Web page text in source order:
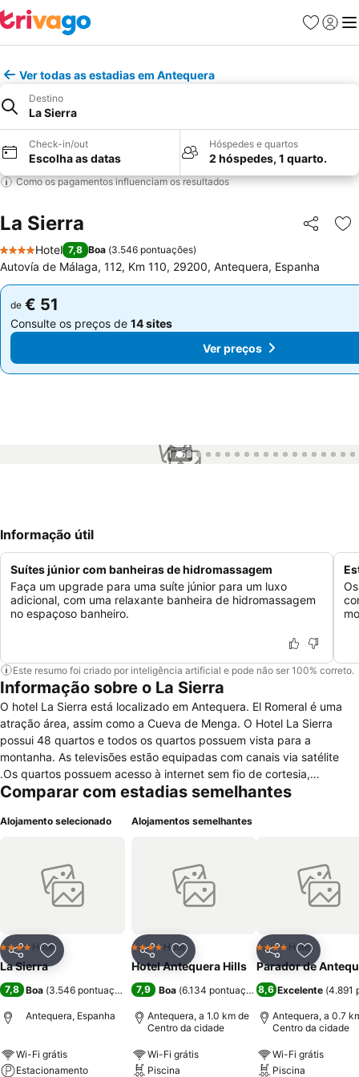
Favoritos
Iniciar
Ver todas as estadias em Antequera
Destino
La Sierra
Check-in/out
Escolha as datas
Hóspedes e quartos
2 hóspedes, 1 quarto.
Como os pagamentos influenciam os resultados
La Sierra Partilhar
4 Estrelas
Hotel 7,8 Boa (3.546 pontuações)
Autovía de Málaga, 112, Km 110, 29200, Antequera, Espanha
de € 51
Consulte os preços de 14 sites
de € 51
Consulte os preços de 14 sites
Ver preços
1 / 53
Informação útil
Suítes júnior com banheiras de hidromassagem
Faça um upgrade para uma suíte júnior para um luxo
adicional, com uma relaxante banheira de hidromassagem
no espaçoso banheiro.
Este resumo foi criado por inteligência artificial e pode não ser 100% correto.
Informação sobre o La Sierra
O hotel La Sierra está localizado em Antequera. El Romeral é uma
atração área, assim como a Cueva de Menga. O Hotel La Sierra
possui 48 quartos e todos os quartos possuem vista para a
montanha. As televisões estão equipadas com canais via satélite
.Os quartos possuem acesso à internet sem fio de cortesia,
telefones e cofres nos quartos. As casas de banho oferecem
produtos de toalete de cortesia. As comodidades adicionais incluem
comodidades disponíveis quando solicitadas inclui ferros e tábuas
de passar roupa. O hotel La Sierra oferece aos seus hospedes um
restaurante e um bar / lounge, recepção 24 horas por dia, acesso à
Antequera também oferece estacionamento com manobrista,
pessoal multilingue, ar condicionado em todas as áreas publicas e
lavanderia/limpeza a seco. Existe tambem estacionamento
disponivel no local mas com sobretaxa. Os animais de estimação
não são aceitos neste estabelecimento.
Comparar com estadias semelhantes
Alojamento selecionado
PartilharAdicionar aos favoritos
4 EstrelasHotel
La Sierra
7,8 Boa (3.546 pontuações )
Antequera, Espanha
Wi-Fi grátis
Estacionamento
Alojamentos semelhantes
PartilharAdicionar aos favoritos
4 EstrelasHotel
Hotel Antequera Hills
7,9 Boa (6.134 pontuações)
Antequera, a 1.0 km de
Centro da cidade
Wi-Fi grátis
Piscina
Partilhar
4 EstrelasHotel
Parador de
8,6 Excelente (4.891
Antequera, a 0.7
Centro da cidade
Wi-Fi grátis
Piscina